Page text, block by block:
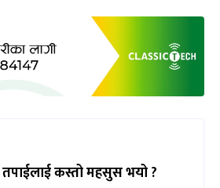
कस्तो महसुस भयो ?